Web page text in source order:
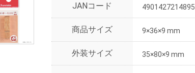
JANコード 4901427214895
商品サイズ 9×36×9 mm
外装サイズ 35×80×9 mm